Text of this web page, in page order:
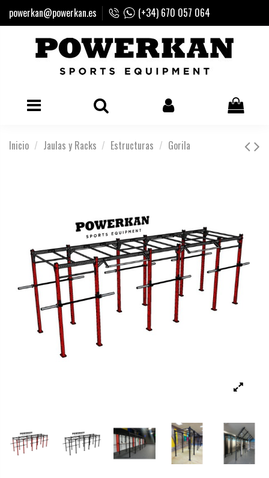
powerkan@powerkan.es (+34) 670 057 064
Inicio Jaulas y Racks Estructuras Gorila